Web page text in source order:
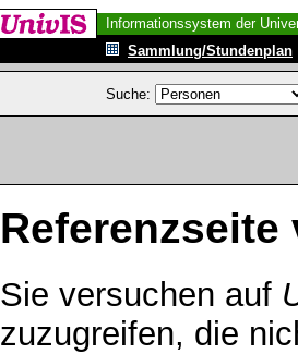
Informationssystem der
Sammlung/Stundenplan
Suche:
Referenzseite
Sie versuchen auf
zuzugreifen, die